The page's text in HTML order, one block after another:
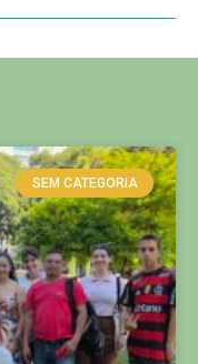
SEM CATEGORIA